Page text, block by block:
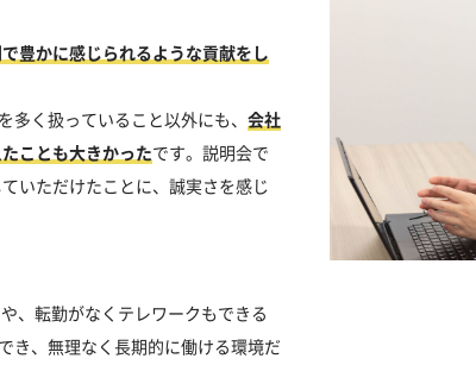
豊かに感じられるような貢献をし
く扱っていること以外にも、 会社
ことも大きかったです。説明会で
いただけたことに、誠実さを感じ
、転勤がなくテレワークもできる
き、無理なく長期的に働ける環境だ